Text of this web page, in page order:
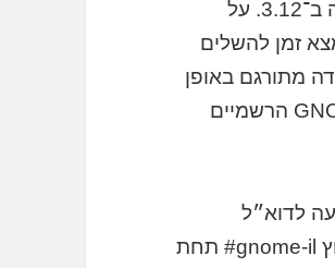
2698 מעורפלות ו־3966 שאינן מתורגמות) ב־3.14 ומספר דומה ב־3.12. על
זמן להשלים
שולחן העבודה מתורגם באופן
מלא (קרי, אני לא מוצא מחרוזות שאינן מתורגמות ביישומי GNOME הרשמיים
לדוא״ל
(yoseforb תחת gnome dot org), מדי פעם אני גם נמצא בערוץ ‎#gnome-il תחת